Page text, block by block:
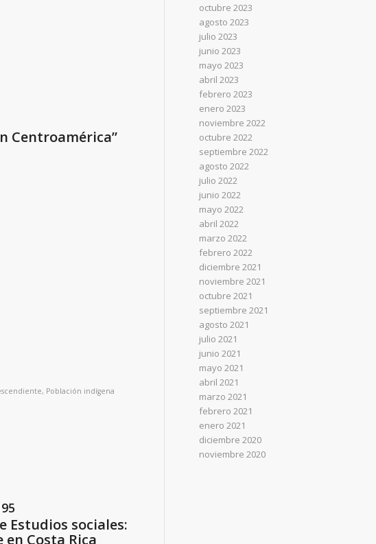
Centroamérica”
, Población indígena
Estudios sociales:
Costa Rica
octubre 2023
agosto 2023
julio 2023
junio 2023
mayo 2023
abril 2023
febrero 2023
enero 2023
noviembre 2022
octubre 2022
septiembre 2022
agosto 2022
julio 2022
junio 2022
mayo 2022
abril 2022
marzo 2022
febrero 2022
diciembre 2021
noviembre 2021
octubre 2021
septiembre 2021
agosto 2021
julio 2021
junio 2021
mayo 2021
abril 2021
marzo 2021
febrero 2021
enero 2021
diciembre 2020
noviembre 2020